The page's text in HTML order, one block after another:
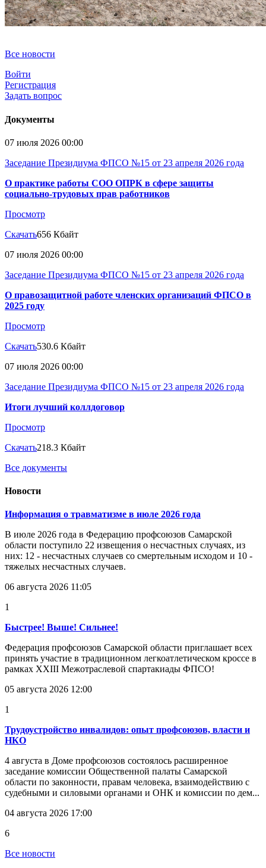
Все новости
Войти
Регистрация
Задать вопрос
Документы
07 июля 2026 00:00
Заседание Президиума ФПСО №15 от 23 апреля 2026 года
О практике работы СОО ОПРК в сфере защиты
социально-трудовых прав работников
Просмотр
Скачать656 Кбайт
07 июля 2026 00:00
Заседание Президиума ФПСО №15 от 23 апреля 2026 года
О правозащитной работе членских организаций ФПСО в
2025 году
Просмотр
Скачать530.6 Кбайт
07 июля 2026 00:00
Заседание Президиума ФПСО №15 от 23 апреля 2026 года
Итоги лучший коллдоговор
Просмотр
Скачать218.3 Кбайт
Все документы
Новости
Информация о травматизме в июле 2026 года
В июле 2026 года в Федерацию профсоюзов Самарской
области поступило 22 извещения о несчастных случаях, из
них: 12 - несчастных случаев со смертельным исходом и 10 -
тяжелых несчастных случаев.
06 августа 2026 11:05
1
Быстрее! Выше! Сильнее!
Федерация профсоюзов Самарской области приглашает всех
принять участие в традиционном легкоатлетическом кроссе в
рамках XXIII Межотраслевой спартакиады ФПСО!
05 августа 2026 12:00
1
Трудоустройство инвалидов: опыт профсоюзов, власти и
НКО
4 августа в Доме профсоюзов состоялось расширенное
заседание комиссии Общественной палаты Самарской
области по законности, правам человека, взаимодействию с
судебными и силовыми органами и ОНК и комиссии по дем...
04 августа 2026 17:00
6
Все новости